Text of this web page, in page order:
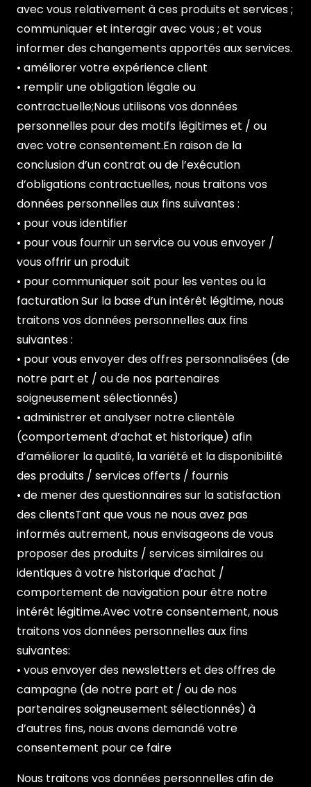
avec vous relativement à ces produits et services ;
communiquer et interagir avec vous ; et vous
informer des changements apportés aux services.
• améliorer votre expérience client
• remplir une obligation légale ou
contractuelle;Nous utilisons vos données
personnelles pour des motifs légitimes et / ou
avec votre consentement.En raison de la
conclusion d’un contrat ou de l’exécution
d’obligations contractuelles, nous traitons vos
données personnelles aux fins suivantes :
• pour vous identifier
• pour vous fournir un service ou vous envoyer /
vous offrir un produit
• pour communiquer soit pour les ventes ou la
facturation Sur la base d’un intérêt légitime, nous
traitons vos données personnelles aux fins
suivantes :
• pour vous envoyer des offres personnalisées (de
notre part et / ou de nos partenaires
soigneusement sélectionnés)
• administrer et analyser notre clientèle
(comportement d’achat et historique) afin
d’améliorer la qualité, la variété et la disponibilité
des produits / services offerts / fournis
• de mener des questionnaires sur la satisfaction
des clientsTant que vous ne nous avez pas
informés autrement, nous envisageons de vous
proposer des produits / services similaires ou
identiques à votre historique d’achat /
comportement de navigation pour être notre
intérêt légitime.Avec votre consentement, nous
traitons vos données personnelles aux fins
suivantes:
• vous envoyer des newsletters et des offres de
campagne (de notre part et / ou de nos
partenaires soigneusement sélectionnés) à
d’autres fins, nous avons demandé votre
consentement pour ce faire
Nous traitons vos données personnelles afin de